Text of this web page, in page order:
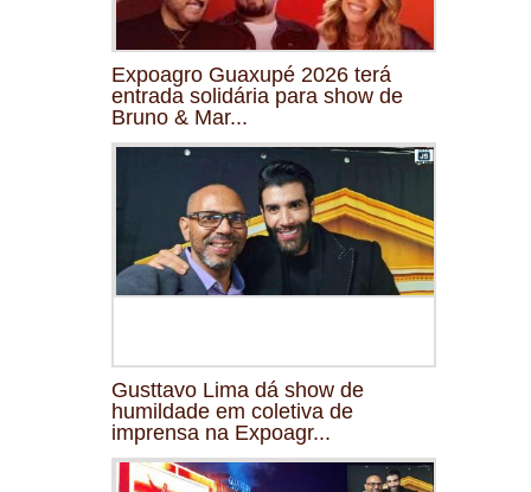
Expoagro Guaxupé 2026 terá
entrada solidária para show de
Bruno & Mar...
Gusttavo Lima dá show de
humildade em coletiva de
imprensa na Expoagr...